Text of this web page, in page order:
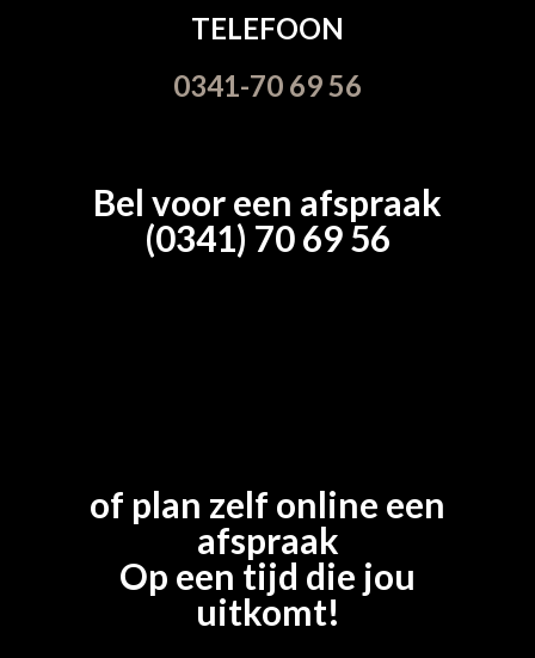
TELEFOON
0341-70 69 56
Bel voor een afspraak
(0341) 70 69 56
of plan zelf online een
afspraak
Op een tijd die jou
uitkomt!